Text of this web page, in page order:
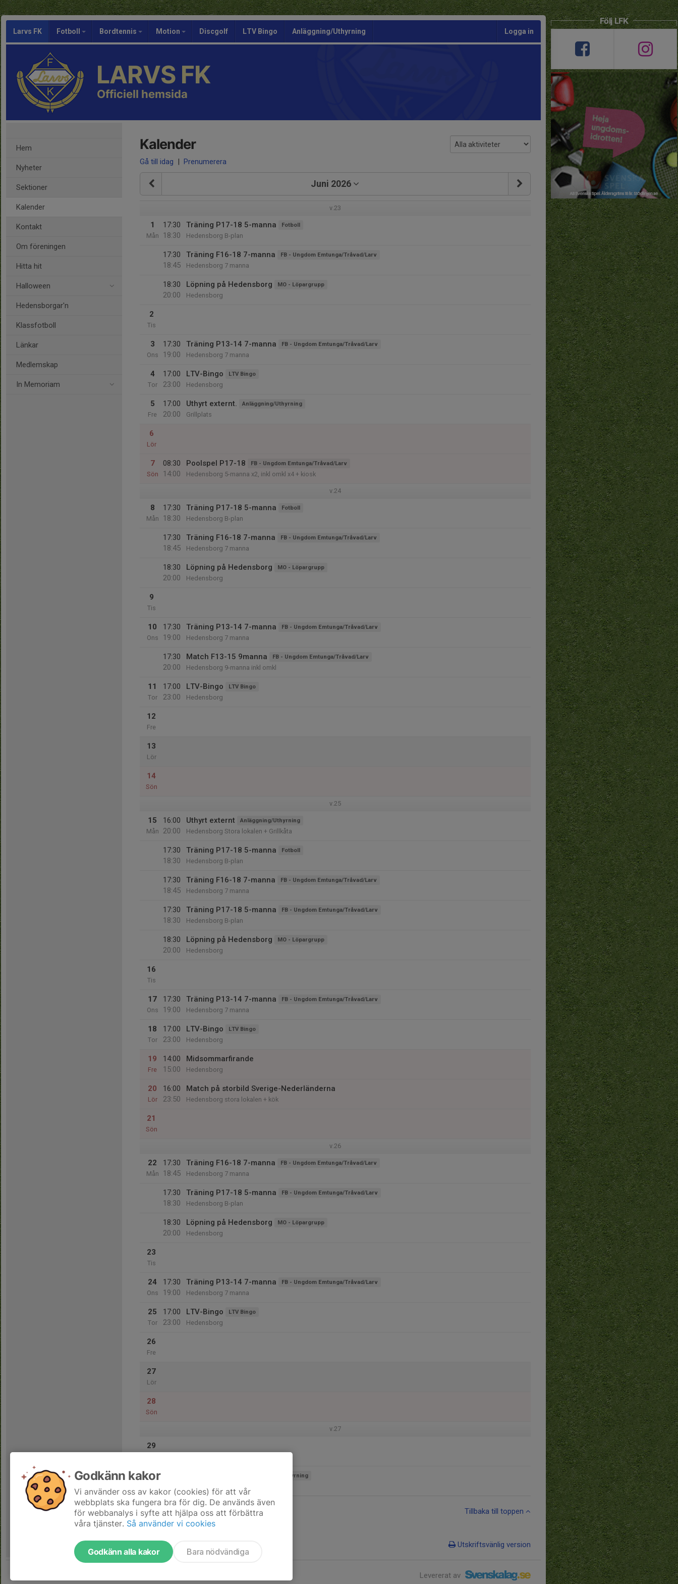
Larvs FK Fotboll Bordtennis Motion Discgolf LTV Bingo Anläggning/Uthyrning Logga in
LARVS FK
Officiell hemsida
Hem
Nyheter
Sektioner
Kalender
Kontakt
Om föreningen
Hitta hit
Halloween
Hedensborgar'n
Klassfotboll
Länkar
Medlemskap
In Memoriam
Kalender
Gå till idag | Prenumerera
Juni 2026
v.23
1
Mån
17:30
18:30
Träning P17-18 5-manna Fotboll
Hedensborg B-plan
17:30
18:45
Träning F16-18 7-manna FB - Ungdom Emtunga/Tråvad/Larv
Hedensborg 7 manna
18:30
20:00
Löpning på Hedensborg MO - Löpargrupp
Hedensborg
2
Tis
3
Ons
17:30
19:00
Träning P13-14 7-manna FB - Ungdom Emtunga/Tråvad/Larv
Hedensborg 7 manna
4
Tor
17:00
23:00
LTV-Bingo LTV Bingo
Hedensborg
5
Fre
17:00
20:00
Uthyrt externt. Anläggning/Uthyrning
Grillplats
6
Lör
7
Sön
08:30
14:00
Poolspel P17-18 FB - Ungdom Emtunga/Tråvad/Larv
Hedensborg 5-manna x2, inkl omkl x4 + kiosk
v.24
8
Mån
17:30
18:30
Träning P17-18 5-manna Fotboll
Hedensborg B-plan
17:30
18:45
Träning F16-18 7-manna FB - Ungdom Emtunga/Tråvad/Larv
Hedensborg 7 manna
18:30
20:00
Löpning på Hedensborg MO - Löpargrupp
Hedensborg
9
Tis
10
Ons
17:30
19:00
Träning P13-14 7-manna FB - Ungdom Emtunga/Tråvad/Larv
Hedensborg 7 manna
17:30
20:00
Match F13-15 9manna FB - Ungdom Emtunga/Tråvad/Larv
Hedensborg 9-manna inkl omkl
11
Tor
17:00
23:00
LTV-Bingo LTV Bingo
Hedensborg
12
Fre
13
Lör
14
Sön
v.25
15
Mån
16:00
20:00
Uthyrt externt Anläggning/Uthyrning
Hedensborg Stora lokalen + Grillkåta
17:30
18:30
Träning P17-18 5-manna Fotboll
Hedensborg B-plan
17:30
18:45
Träning F16-18 7-manna FB - Ungdom Emtunga/Tråvad/Larv
Hedensborg 7 manna
17:30
18:30
Träning P17-18 5-manna FB - Ungdom Emtunga/Tråvad/Larv
Hedensborg B-plan
18:30
20:00
Löpning på Hedensborg MO - Löpargrupp
Hedensborg
16
Tis
17
Ons
17:30
19:00
Träning P13-14 7-manna FB - Ungdom Emtunga/Tråvad/Larv
Hedensborg 7 manna
18
Tor
17:00
23:00
LTV-Bingo LTV Bingo
Hedensborg
19
Fre
14:00
15:00
Midsommarfirande
Hedensborg
20
Lör
16:00
23:50
Match på storbild Sverige-Nederländerna
Hedensborg stora lokalen + kök
21
Sön
v.26
22
Mån
17:30
18:45
Träning F16-18 7-manna FB - Ungdom Emtunga/Tråvad/Larv
Hedensborg 7 manna
17:30
18:30
Träning P17-18 5-manna FB - Ungdom Emtunga/Tråvad/Larv
Hedensborg B-plan
18:30
20:00
Löpning på Hedensborg MO - Löpargrupp
Hedensborg
23
Tis
24
Ons
17:30
19:00
Träning P13-14 7-manna FB - Ungdom Emtunga/Tråvad/Larv
Hedensborg 7 manna
25
Tor
17:00
23:00
LTV-Bingo LTV Bingo
Hedensborg
26
Fre
27
Lör
28
Sön
v.27
29
30
22:00
Anläggning/Uthyrning
Hedensborg hela anläggningen
Tillbaka till toppen
Utskriftsvänlig version
Levererat av
Följ LFK
Godkänn kakor
Vi använder oss av kakor (cookies) för att vår
webbplats ska fungera bra för dig. De används även
för webbanalys i syfte att hjälpa oss att förbättra
våra tjänster. Så använder vi cookies
Godkänn alla kakor Bara nödvändiga